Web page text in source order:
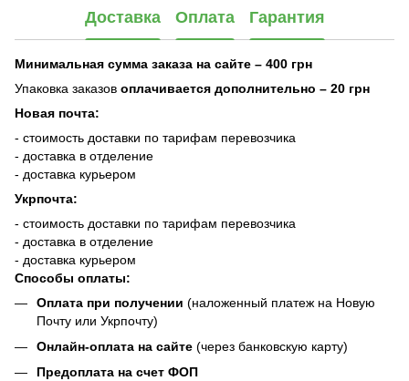
Доставка Оплата Гарантия
Минимальная сумма заказа на сайте – 400 грн
Упаковка заказов оплачивается дополнительно – 20 грн
Новая почта:
- стоимость доставки по тарифам перевозчика
- доставка в отделение
- доставка курьером
Укрпочта:
- стоимость доставки по тарифам перевозчика
- доставка в отделение
- доставка курьером
Способы оплаты:
Оплата при получении (наложенный платеж на Новую
Почту или Укрпочту)
Онлайн-оплата на сайте (через банковскую карту)
Предоплата на счет ФОП